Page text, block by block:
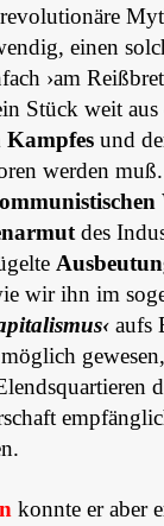
einen
›am
Stück weit aus
und
werden
des
wir ihn im
aufs
konnte er aber